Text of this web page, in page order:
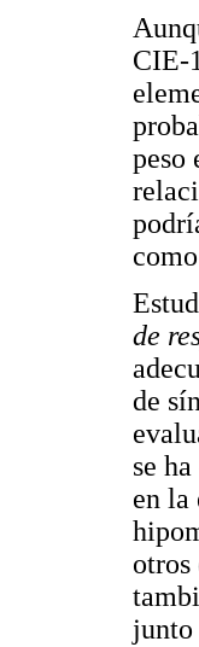
CIE-
peso
de
de
se
en la
otros
junto